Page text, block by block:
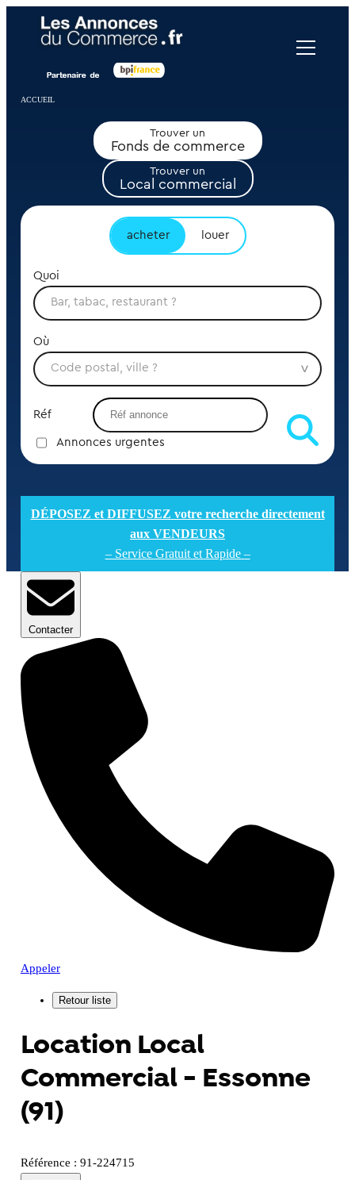
ACCUEIL
Trouver un
Fonds de commerce
Trouver un
Local commercial
acheter louer
Quoi
Où
Réf
Annonces urgentes
DÉPOSEZ et DIFFUSEZ votre recherche directement
aux VENDEURS
– Service Gratuit et Rapide –
Contacter
Appeler
Location Local
Commercial - Essonne
(91)
Référence : 91-224715
Panneau de gestion des cookies